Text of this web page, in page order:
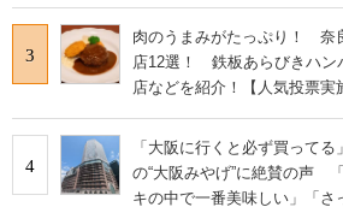
3
肉のうまみがたっぷり！ 奈
店12選！ 鉄板あらびきハン
店などを紹介！【人気投票実
4
「大阪に行くと必ず買って
の“大阪みやげ”に絶賛の声
キの中で一番美味しい」「さ